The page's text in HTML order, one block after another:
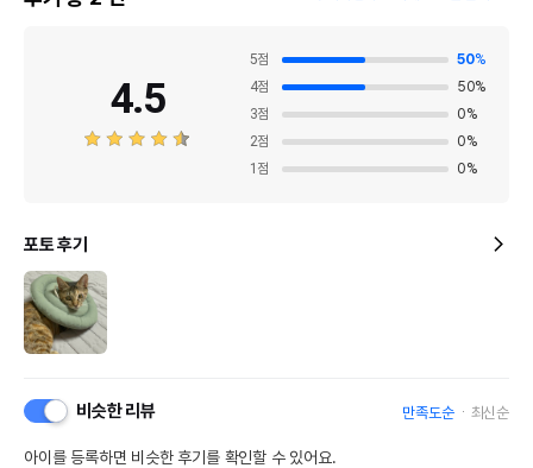
4.5
5점 50%
4점 50%
3점 0%
2점 0%
1 점 0%
포토 후기
비슷한 리뷰 만족도순 최신순
아이를 등록하면 비슷한 후기를 확인할 수 있어요.